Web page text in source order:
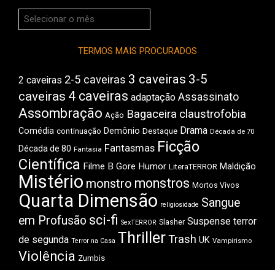
Arquivos
do
TERMOS MAIS PROCURADOS
2 caveiras 2-5 caveiras 3 caveiras 3-5
caveiras 4 caveiras adaptação Assassinato
Assombração Ação Bagaceira claustrofobia
Comédia continuação Demônio Destaque Drama Década de 70
Década de 80 Fantasia Fantasmas Ficção
Científica Filme B Gore Humor LiteraTERROR Maldição
Mistério monstro monstros Mortos Vivos
Quarta Dimensão religiosidade Sangue
em Profusão sci-fi SexTERROR Slasher Suspense terror
de segunda Terror na Casa ThrillerTrash UK Vampirismo
Violência Zumbis